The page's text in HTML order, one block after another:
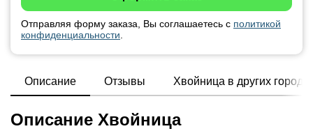
Отправляя форму заказа, Вы соглашаетесь с политикой
конфиденциальности
Описание Отзывы Хвойница в других
Описание Хвойница